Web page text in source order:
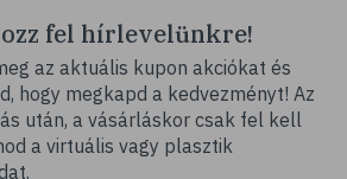
fel hírlevelünkre!
az aktuális kupon akciókat és
hogy megkapd a kedvezményt! Az
után, a vásárláskor csak fel kell
a virtuális vagy plasztik